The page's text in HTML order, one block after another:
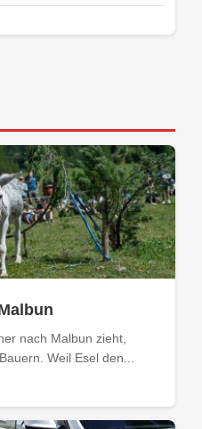
nach Malbun zieht,
Weil Esel den...